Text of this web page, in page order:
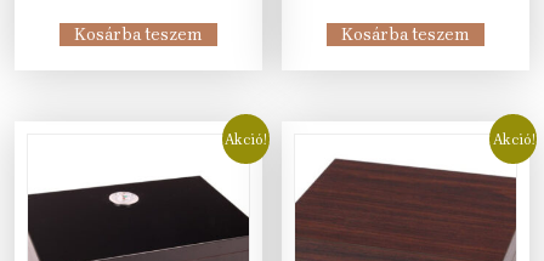
was:
109
is:
62
Kosárba teszem
was:
731
is:
41
Kosárba teszem
Akció! Akció!